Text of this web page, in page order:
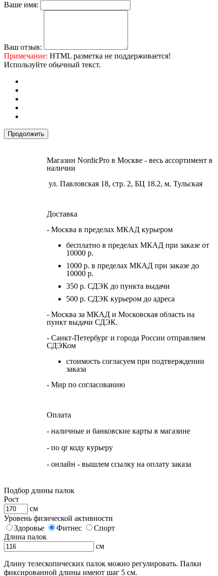
Ваше имя:
Ваш отзыв:
Примечание: HTML разметка не поддерживается!
Используйте обычный текст.
Продолжить
Магазин NordicPro в Москве - весь ассортимент в
наличии
ул. Павловская 18, стр. 2, БЦ 18.2, м. Тульская
Доставка
- Москва в пределах МКАД курьером
бесплатно в пределах МКАД при заказе от
10000 р.
1000 р. в пределах МКАД при заказе до
10000 р.
350 р. СДЭК до пункта выдачи
500 р. СДЭК курьером до адреса
- Москва за МКАД и Московская область на
пункт выдачи СДЭК.
- Санкт-Петербург и города России отправляем
СДЭКом
стоимость согласуем при подтверждении
заказа
- Мир по согласованию
Оплата
- наличные и банковские карты в магазине
- по qr коду курьеру
- онлайн - вышлем ссылку на оплату заказа
Подбор длины палок
Рост
см
Уровень физической активности
Здоровье
Фитнес
Спорт
Длина палок
см
Длину телескопических палок можно регулировать. Палки
фиксированной длины имеют шаг 5 см.